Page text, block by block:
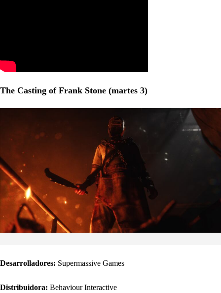
The Casting of Frank Stone (martes 3)
Desarrolladores: Supermassive Games
Distribuidora: Behaviour Interactive